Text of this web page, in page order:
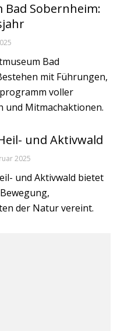
Bad Sobernheim:
Bad
mit Führungen,
voller
und Mitmachaktionen.
und Aktivwald
2025
und Aktivwald bietet
der Natur vereint.